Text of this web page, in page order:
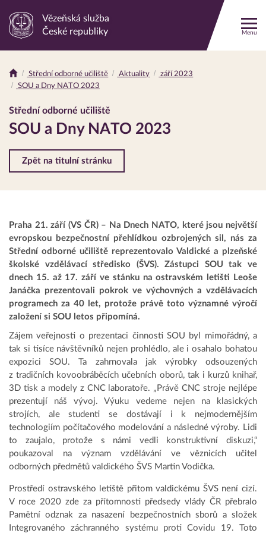
Odkaz
stránku
Vězeňská služba
České republiky
Menu
Drobečková
Střední odborné učiliště Aktuality
září 2023
SOU a Dny NATO 2023
Střední odborné učiliště
SOU a Dny NATO 2023
Zpět na titulní stránku
Praha 21. září (VS ČR) – Na Dnech NATO, které jsou největší
evropskou bezpečnostní přehlídkou ozbrojených sil, nás za
Střední odborné učiliště reprezentovalo Valdické a plzeňské
školské vzdělávací středisko (ŠVS). Zástupci SOU tak ve
dnech 15. až 17. září ve stánku na ostravském letišti Leoše
Janáčka prezentovali pokrok ve výchovných a vzdělávacích
programech za 40 let, protože právě toto významné výročí
založení si SOU letos připomíná.
Zájem veřejnosti o prezentaci činnosti SOU byl mimořádný, a
tak si tisíce návštěvníků nejen prohlédlo, ale i osahalo bohatou
expozici SOU. Ta zahrnovala jak výrobky odsouzených
z tradičních kovoobráběcích učebních oborů, tak i kurzů knihař,
3D tisk a modely z CNC laboratoře. „Právě CNC stroje nejlépe
prezentují náš vývoj. Výuku vedeme nejen na klasických
strojích, ale studenti se dostávají i k nejmodernějším
technologiím počítačového modelování a následné výroby. Lidi
to zaujalo, protože s námi vedli konstruktivní diskuzi,“
poukazoval na význam vzdělávání ve věznicích učitel
odborných předmětů valdického ŠVS Martin Vodička.
Prostředí ostravského letiště přitom valdickému ŠVS není cizí.
V roce 2020 zde za přítomnosti předsedy vlády ČR přebralo
Pamětní odznak za nasazení bezpečnostních sborů a složek
Integrovaného záchranného systému proti Covidu 19. Toto